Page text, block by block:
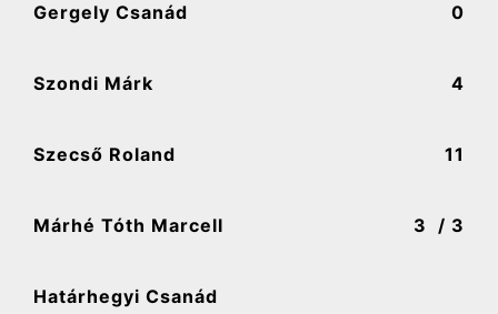
Gergely Csanád 0
Szondi Márk 4
Szecső Roland 11
Márhé Tóth Marcell 3 / 3
Határhegyi Csanád